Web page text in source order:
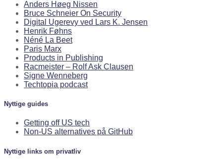
Anders Høeg Nissen
Bruce Schneier On Security
Digital Ugerevy ved Lars K. Jensen
Henrik Føhns
Néné La Beet
Paris Marx
Products in Publishing
Racmeister – Rolf Ask Clausen
Signe Wenneberg
Techtopia podcast
Nyttige guides
Getting off US tech
Non-US alternatives på GitHub
Nyttige links om privatliv